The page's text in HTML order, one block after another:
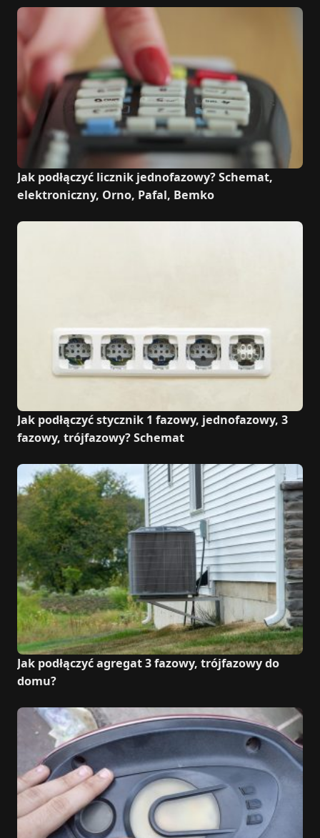
Jak podłączyć licznik jednofazowy? Schemat,
elektroniczny, Orno, Pafal, Bemko
Jak podłączyć stycznik 1 fazowy, jednofazowy, 3
fazowy, trójfazowy? Schemat
Jak podłączyć agregat 3 fazowy, trójfazowy do
domu?